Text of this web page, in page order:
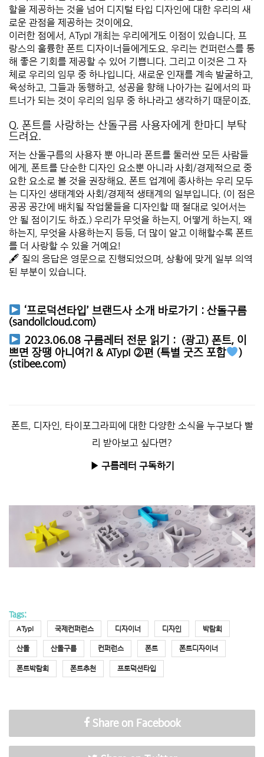
할을 제공하는 것을 넘어 디지털 타입 디자인에 대한 우리의 새
로운 관점을 제공하는 것이에요.
이러한 점에서, ATypI 개최는 우리에게도 이점이 있습니다. 프
랑스의 훌륭한 폰트 디자이너들에게도요. 우리는 컨퍼런스를 통
해 좋은 기회를 제공할 수 있어 기쁩니다. 그리고 이것은 그 자
체로 우리의 임무 중 하나입니다. 새로운 인재를 계속 발굴하고,
육성하고, 그들과 동행하고, 성공을 향해 나아가는 길에서의 파
트너가 되는 것이 우리의 임무 중 하나라고 생각하기 때문이죠.
Q. 폰트를 사랑하는 산돌구름 사용자에게 한마디 부탁
드려요.
저는 산돌구름의 사용자 뿐 아니라 폰트를 둘러싼 모든 사람들
에게, 폰트를 단순한 디자인 요소뿐 아니라 사회/경제적으로 중
요한 요소로 볼 것을 권장해요. 폰트 업계에 종사하는 우리 모두
는 디자인 생태계와 사회/경제적 생태계의 일부입니다. (이 점은
공공 공간에 배치될 작업물들을 디자인할 때 절대로 잊어서는
안 될 점이기도 하죠.) 우리가 무엇을 하는지, 어떻게 하는지, 왜
하는지, 무엇을 사용하는지 등등, 더 많이 알고 이해할수록 폰트
를 더 사랑할 수 있을 거예요!
🖋 질의 응답은 영문으로 진행되었으며, 상황에 맞게 일부 의역
된 부분이 있습니다.
‘프로덕션타입’ 브랜드사 소개 바로가기 : 산돌구름
(sandollcloud.com)
2023.06.08 구름레터 전문 읽기 : (광고) 폰트, 이
쁘면 장땡 아니여?! & ATypI ②편 (특별 굿즈 포함
)
(stibee.com)
폰트, 디자인, 타이포그라피에 대한 다양한 소식을 누구보다 빨
리 받아보고 싶다면?
▶︎ 구름레터 구독하기
Tags:
ATypI 국제컨퍼런스 디자이너 디자인 박람회
산돌 산돌구름 컨퍼런스 폰트 폰트디자이너
폰트박람회 폰트추천 프로덕션타입
Share on Facebook